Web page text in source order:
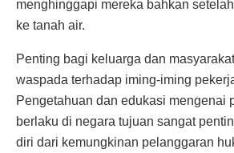
menghinggapi mereka bahkan
ke tanah air.
Penting bagi keluarga dan
waspada terhadap iming-iming
Pengetahuan dan edukasi mengenai
berlaku di negara tujuan sangat
diri dari kemungkinan pelanggaran